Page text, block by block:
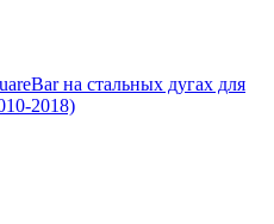
на стальных дугах для
2018)